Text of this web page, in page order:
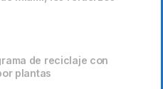
de reciclaje con
plantas